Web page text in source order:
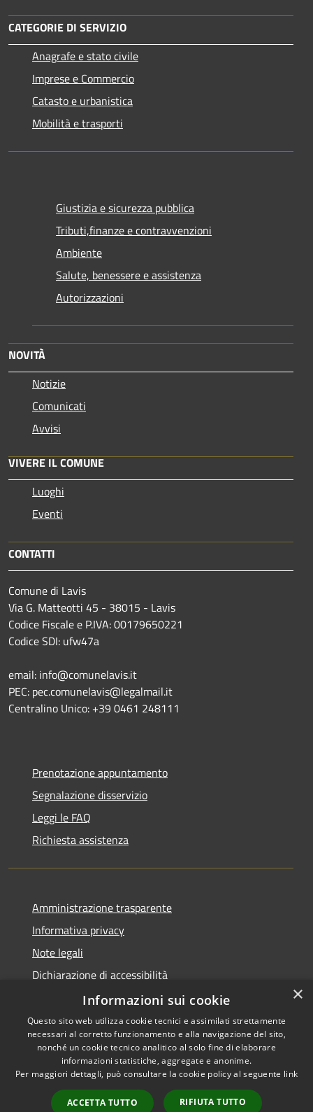
CATEGORIE DI SERVIZIO
Anagrafe e stato civile
Imprese e Commercio
Catasto e urbanistica
Mobilità e trasporti
Giustizia e sicurezza pubblica
Tributi,finanze e contravvenzioni
Ambiente
Salute, benessere e assistenza
Autorizzazioni
NOVITÀ
Notizie
Comunicati
Avvisi
VIVERE IL COMUNE
Luoghi
Eventi
CONTATTI
Comune di Lavis
Via G. Matteotti 45 - 38015 - Lavis
Codice Fiscale e P.IVA: 00179650221
Codice SDI: ufw47a
email: info@comunelavis.it
PEC: pec.comunelavis@legalmail.it
Centralino Unico: +39 0461 248111
Prenotazione appuntamento
Segnalazione disservizio
Leggi le FAQ
Richiesta assistenza
Amministrazione trasparente
Informativa privacy
Note legali
Dichiarazione di accessibilità
Informative Privacy
RSS
Accessibilità
Copyright © 2026 • Comune di
Municipium•
Accesso
×
Informazioni sui cookie
Questo sito web utilizza cookie tecnici e assimilati strettamente
necessari al corretto funzionamento e alla navigazione del sito,
nonché un cookie tecnico analitico al solo fine di elaborare
informazioni statistiche, aggregate e anonime.
Per maggiori dettagli, può consultare la cookie policy al seguente link
ACCETTA TUTTO RIFIUTA TUTTO